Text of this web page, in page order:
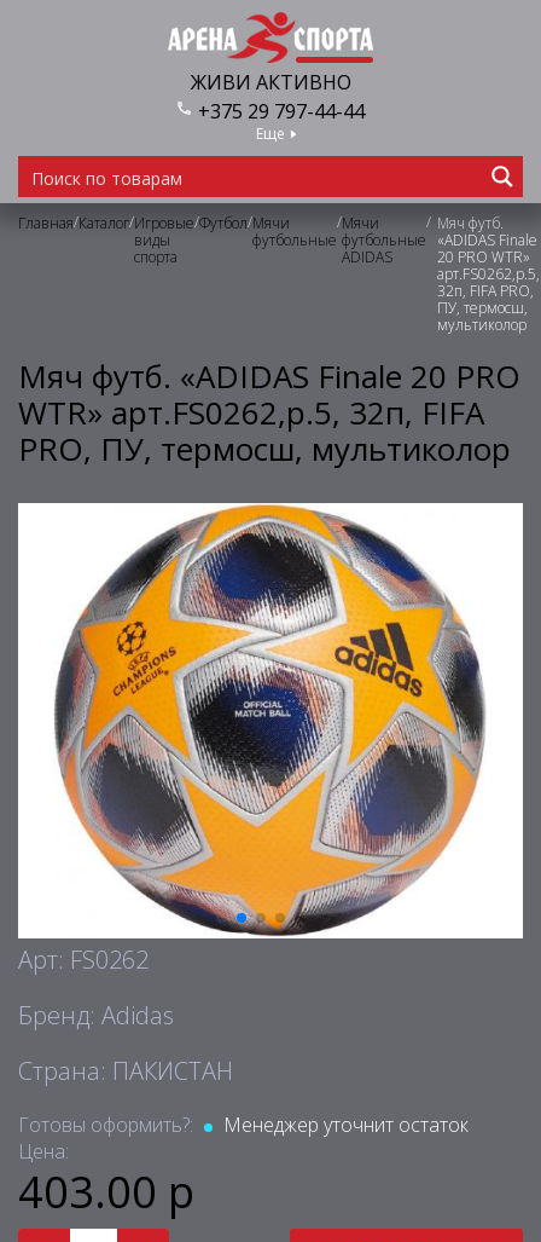
ЖИВИ АКТИВНО
+375 29 797-44-44
Еще
Главная/Каталог/Игровые
виды
спорта
/Футбол/Мячи
футбольные
/Мячи
футбольные
ADIDAS
/ Мяч футб.
«ADIDAS Finale
20 PRO WTR»
арт.FS0262,р.5,
32п, FIFA PRO,
ПУ, термосш,
мультиколор
Мяч футб. «ADIDAS Finale 20 PRO
WTR» арт.FS0262,р.5, 32п, FIFA
PRO, ПУ, термосш, мультиколор
Арт: FS0262
Бренд: Adidas
Страна: ПАКИСТАН
Готовы оформить?:
Менеджер уточнит остаток
Цена:
403.00 р